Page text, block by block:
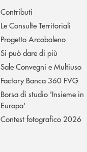
Contributi
Le Consulte Territoriali
Progetto Arcobaleno
Si può dare di più
Sale Convegni e Multiuso
Factory Banca 360 FVG
Borsa di studio 'Insieme in
Europa'
Contest fotografico 2026